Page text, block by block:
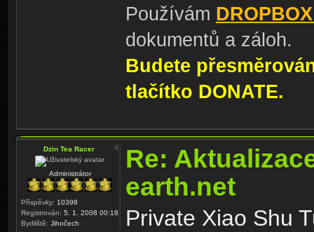
Používám
dokumentů a záloh.
Budete
tlačítko DONATE.
Dzin Tea Racer
Administrátor
Příspěvky: 10398
Registrován: 5. 1. 2008 00:18
Bydliště: Jihočech
Re:
earth.net
Private Xiao Shu